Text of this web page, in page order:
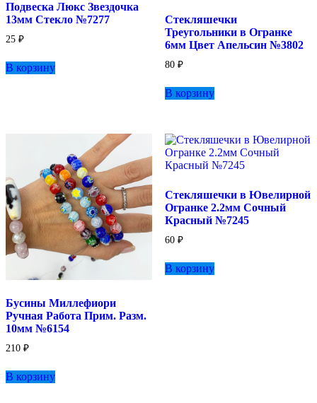
Подвеска Люкс Звездочка
13мм Стекло №7277
25 ₽
В корзину
Стекляшечки
Треугольники в Огранке
6мм Цвет Апельсин №3802
80 ₽
В корзину
Бусины Миллефиори
Ручная Работа Прим. Разм.
10мм №6154
210 ₽
В корзину
Стекляшечки в Ювелирной
Огранке 2.2мм Сочный
Красный №7245
60 ₽
В корзину